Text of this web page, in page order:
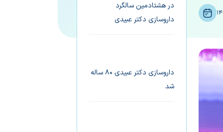
در هشتادمین سالگرد
داروسازی دکتر عبیدی
داروسازی دکتر عبیدی ۸۰ ساله
شد